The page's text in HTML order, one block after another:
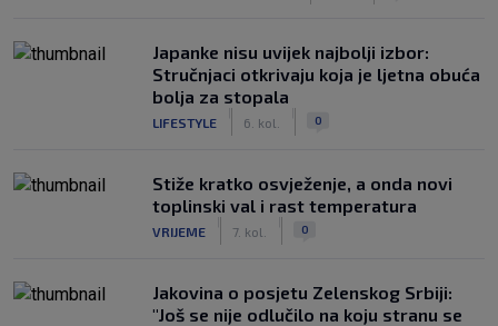
Japanke nisu uvijek najbolji izbor:
Stručnjaci otkrivaju koja je ljetna obuća
bolja za stopala
LIFESTYLE 6. kol. 0
Stiže kratko osvježenje, a onda novi
toplinski val i rast temperatura
VRIJEME 7. kol. 0
Jakovina o posjetu Zelenskog Srbiji:
"Još se nije odlučilo na koju stranu se